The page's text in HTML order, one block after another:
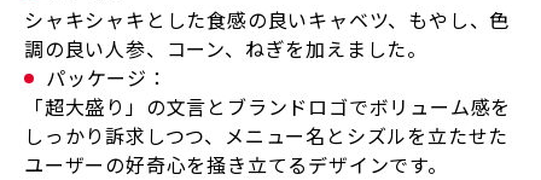
シャキシャキとした食感の良いキャベツ、もやし、色
調の良い人参、コーン、ねぎを加えました。
パッケージ：
「超大盛り」の文言とブランドロゴでボリューム感を
しっかり訴求しつつ、メニュー名とシズルを立たせた
ユーザーの好奇心を掻き立てるデザインです。